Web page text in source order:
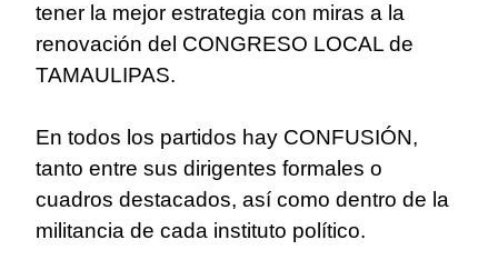
tener la mejor estrategia con miras a la
renovación del CONGRESO LOCAL de
TAMAULIPAS.
En todos los partidos hay CONFUSIÓN,
tanto entre sus dirigentes formales o
cuadros destacados, así como dentro de la
militancia de cada instituto político.